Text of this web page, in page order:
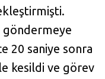
göndermeye
20 saniye sonra
kesildi ve görev